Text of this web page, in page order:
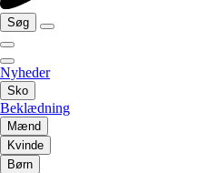
Søg
Nyheder
Sko
Beklædning
Mænd
Kvinde
Børn